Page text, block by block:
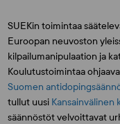
SUEKin toimintaa
Euroopan neuvoston
kilpailumanipulaation ja
Koulutustoimintaa
Suomen
tullut uusi Kansainvälinen
säännöstöt velvoittavat